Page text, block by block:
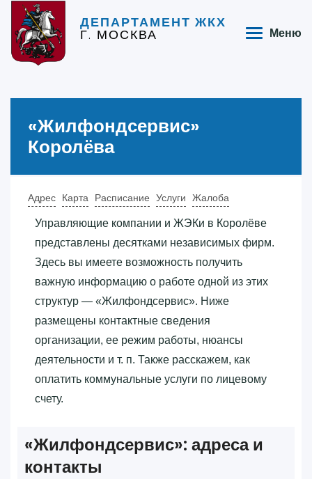
ДЕПАРТАМЕНТ ЖКХ
Г. МОСКВА Меню
«‎Жилфондсервис»‎
Королёва
Адрес Карта Расписание Услуги Жалоба
Управляющие компании и ЖЭКи в Королёве
представлены десятками независимых фирм.
Здесь вы имеете возможность получить
важную информацию о работе одной из этих
структур — «‎Жилфондсервис»‎. Ниже
размещены контактные сведения
организации, ее режим работы, нюансы
деятельности и т. п. Также расскажем, как
оплатить коммунальные услуги по лицевому
счету.
«‎Жилфондсервис»‎: адреса и
контакты